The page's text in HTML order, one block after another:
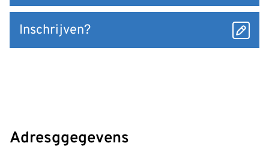
Inschrijven?
Adresggegevens